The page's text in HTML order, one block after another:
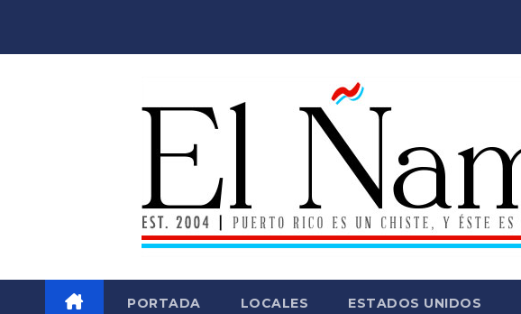
PORTADA LOCALES ESTADOS UNIDOS